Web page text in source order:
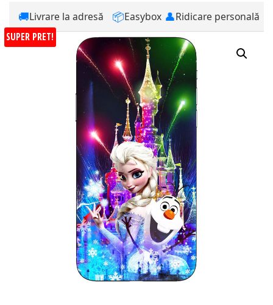
🚚Livrare la adresă 📦Easybox 👤Ridicare personală
SUPER PRET!